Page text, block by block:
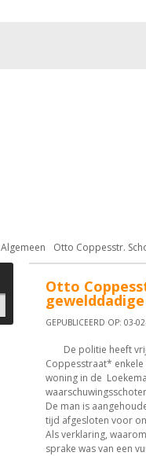
Algemeen Otto Coppesstr.
Otto
GEPUBLICEERD OP: 03-
De politie heeft
Coppesstraat* enkele
woning in de
De man is
tijd afgesloten voor
Als verklaring,
sprake was van een